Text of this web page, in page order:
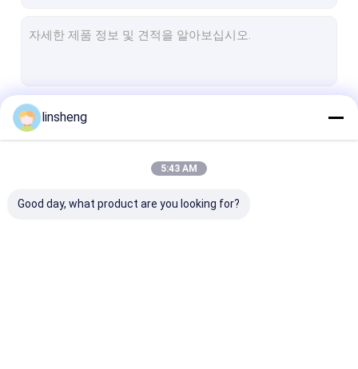
파워 윈도우 모터 장비
차량 보안 경보 시스템
linsheng
5:43 AM
Good day, what product are you looking for?